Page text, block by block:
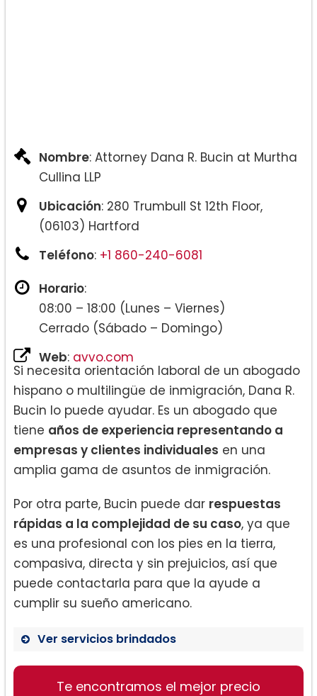
Exenciones
Categorías especiales de
Nombre: Attorney Dana R. Bucin at Murtha
Cullina LLP
Ubicación: 280 Trumbull St 12th Floor,
(06103) Hartford
Teléfono: +1 860-240-6081
Horario:
08:00 – 18:00 (Lunes – Viernes)
Cerrado (Sábado – Domingo)
Web: avvo.com
Si necesita orientación laboral de un abogado
hispano o multilingüe de inmigración, Dana R.
Bucin lo puede ayudar. Es un abogado que
tiene años de experiencia representando a
empresas y clientes individuales en una
amplia gama de asuntos de inmigración.
Por otra parte, Bucin puede dar respuestas
rápidas a la complejidad de su caso, ya que
es una profesional con los pies en la tierra,
compasiva, directa y sin prejuicios, así que
puede contactarla para que la ayude a
cumplir su sueño americano.
Ver servicios brindados
Solicitud de tarjeta verde
Te encontramos el mejor precio